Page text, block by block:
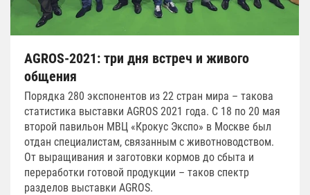
AGROS-2021: три дня встреч и живого
общения
Порядка 280 экспонентов из 22 стран мира – такова
статистика выставки AGROS 2021 года. С 18 по 20 мая
второй павильон МВЦ «Крокус Экспо» в Москве был
отдан специалистам, связанным с животноводством.
От выращивания и заготовки кормов до сбыта и
переработки готовой продукции – таков спектр
разделов выставки AGROS.